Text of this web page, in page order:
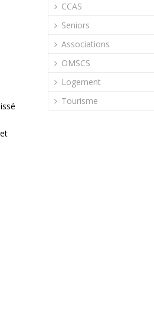
CCAS
Seniors
Associations
OMSCS
Logement
Tourisme